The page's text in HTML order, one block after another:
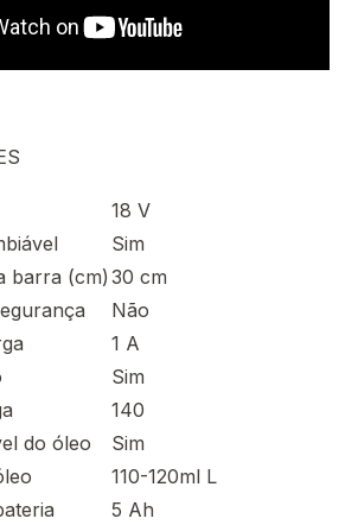
18 V
Sim
barra (cm) 30 cm
Não
1 A
Sim
140
do óleo
Sim
110-120ml L
5 Ah